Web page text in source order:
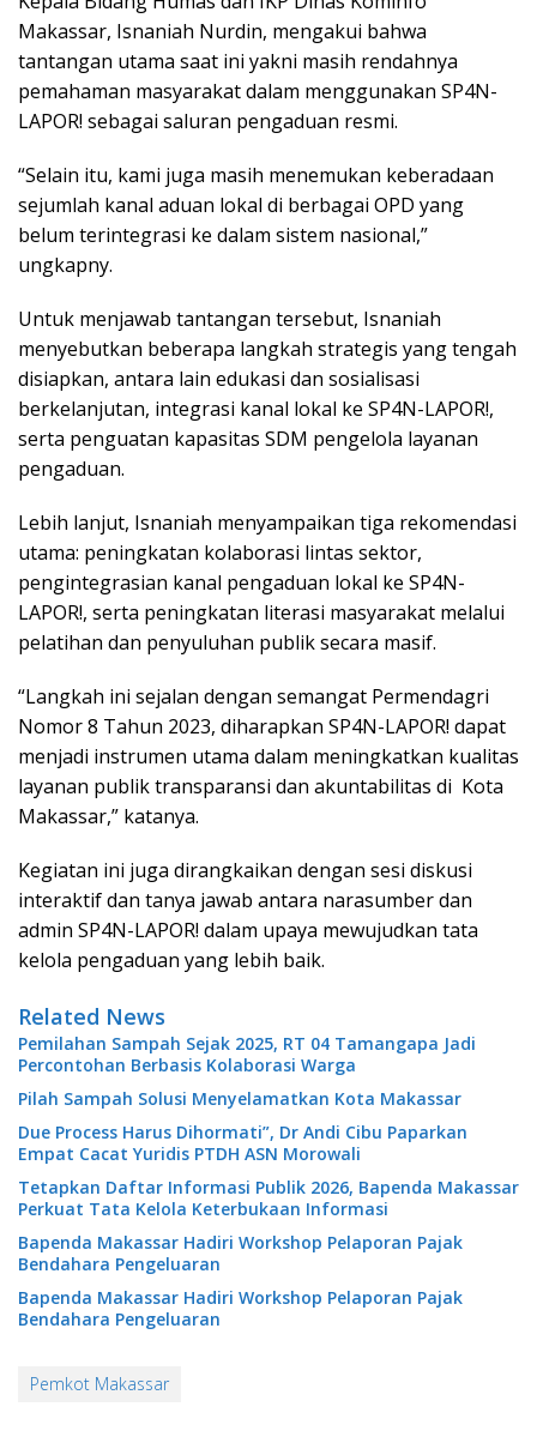
Makassar, Isnaniah Nurdin, mengakui bahwa
tantangan utama saat ini yakni masih rendahnya
pemahaman masyarakat dalam menggunakan SP4N-
LAPOR! sebagai saluran pengaduan resmi.
“Selain itu, kami juga masih menemukan keberadaan
sejumlah kanal aduan lokal di berbagai OPD yang
belum terintegrasi ke dalam sistem nasional,”
ungkapny.
Untuk menjawab tantangan tersebut, Isnaniah
menyebutkan beberapa langkah strategis yang tengah
disiapkan, antara lain edukasi dan sosialisasi
berkelanjutan, integrasi kanal lokal ke SP4N-LAPOR!,
serta penguatan kapasitas SDM pengelola layanan
pengaduan.
Lebih lanjut, Isnaniah menyampaikan tiga rekomendasi
utama: peningkatan kolaborasi lintas sektor,
pengintegrasian kanal pengaduan lokal ke SP4N-
LAPOR!, serta peningkatan literasi masyarakat melalui
pelatihan dan penyuluhan publik secara masif.
“Langkah ini sejalan dengan semangat Permendagri
Nomor 8 Tahun 2023, diharapkan SP4N-LAPOR! dapat
menjadi instrumen utama dalam meningkatkan kualitas
layanan publik transparansi dan akuntabilitas di Kota
Makassar,” katanya.
Kegiatan ini juga dirangkaikan dengan sesi diskusi
interaktif dan tanya jawab antara narasumber dan
admin SP4N-LAPOR! dalam upaya mewujudkan tata
kelola pengaduan yang lebih baik.
Related News
Pemilahan Sampah Sejak 2025, RT 04 Tamangapa Jadi
Percontohan Berbasis Kolaborasi Warga
Pilah Sampah Solusi Menyelamatkan Kota Makassar
Due Process Harus Dihormati”, Dr Andi Cibu Paparkan
Empat Cacat Yuridis PTDH ASN Morowali
Tetapkan Daftar Informasi Publik 2026, Bapenda Makassar
Perkuat Tata Kelola Keterbukaan Informasi
Bapenda Makassar Hadiri Workshop Pelaporan Pajak
Bendahara Pengeluaran
Bapenda Makassar Hadiri Workshop Pelaporan Pajak
Bendahara Pengeluaran
Pemkot Makassar